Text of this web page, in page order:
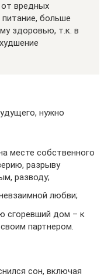
от вредных
больше
здоровью, т.к. в
нужно
месте собственного
разрыву
разводу;
любви;
сгоревший дом – к
партнером.
сон, включая